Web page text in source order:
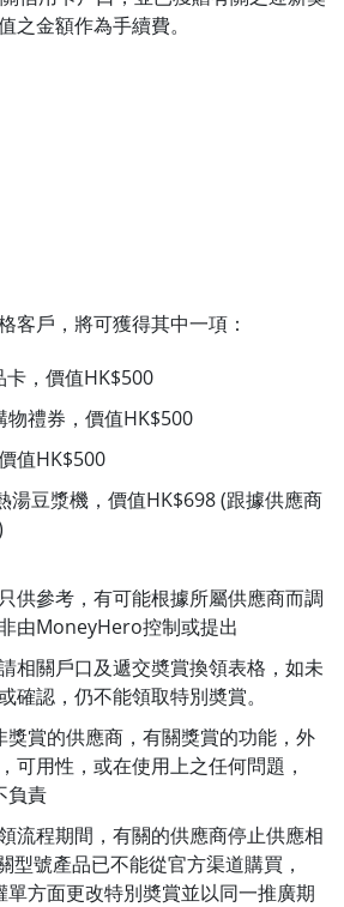
之金額作為手續費。
客戶，將可獲得其中一項：
，價值HK$500
物禮券，價值HK$500
值HK$500
湯豆漿機，價值HK$698 (跟據供應商
供參考，有可能根據所屬供應商而調
由MoneyHero控制或提出
相關戶口及遞交奬賞換領表格，如未
確認，仍不能領取特別奬賞。
賞的供應商，有關獎賞的功能，外
可用性，或在使用上之任何問題，
負責
流程期間，有關的供應商停止供應相
型號產品已不能從官方渠道購買，
方面更改特別奬賞並以同一推廣期